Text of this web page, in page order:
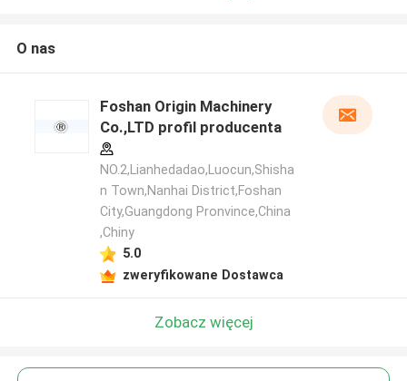
O nas
Foshan Origin Machinery
Co.,LTD profil producenta
NO.2,Lianhedadao,Luocun,Shisha
n Town,Nanhai District,Foshan
City,Guangdong Pronvince,China
,Chiny
5.0
zweryfikowane Dostawca
Zobacz więcej